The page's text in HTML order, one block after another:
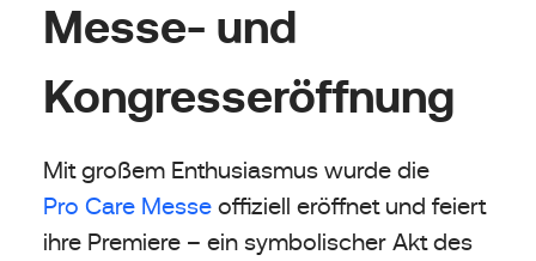
Messe- und
Kongresseröffnung
Mit großem Enthusiasmus wurde die
Pro Care Messe offiziell eröffnet und feiert
ihre Premiere – ein symbolischer Akt des